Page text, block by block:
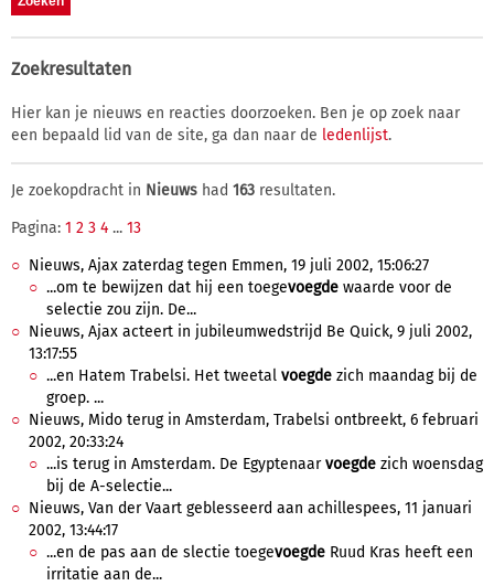
Zoekresultaten
Hier kan je nieuws en reacties doorzoeken. Ben je op zoek naar
een bepaald lid van de site, ga dan naar de ledenlijst.
Je zoekopdracht in Nieuws had 163 resultaten.
Pagina: 1 2 3 4 ... 13
Nieuws, Ajax zaterdag tegen Emmen, 19 juli 2002, 15:06:27
...om te bewijzen dat hij een toegevoegde waarde voor de
selectie zou zijn. De...
Nieuws, Ajax acteert in jubileumwedstrijd Be Quick, 9 juli 2002,
13:17:55
...en Hatem Trabelsi. Het tweetal voegde zich maandag bij de
groep. ...
Nieuws, Mido terug in Amsterdam, Trabelsi ontbreekt, 6 februari
2002, 20:33:24
...is terug in Amsterdam. De Egyptenaarvoegde zich woensdag
bij de A-selectie...
Nieuws, Van der Vaart geblesseerd aan achillespees, 11 januari
2002, 13:44:17
...en de pas aan de slectie toegevoegde Ruud Kras heeft een
irritatie aan de...